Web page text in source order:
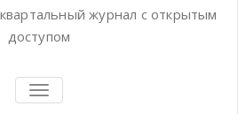
журнал с открытым
доступом
TOGGLE
NAVIGATION